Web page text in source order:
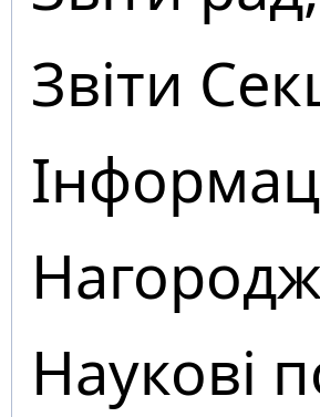
Звіти
Наукові